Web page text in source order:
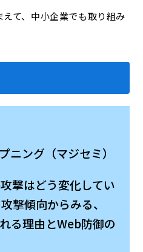
て、中小企業でも取り組み
ング（マジセミ）
撃はどう変化してい
撃傾向からみる、
る理由とWeb防御の